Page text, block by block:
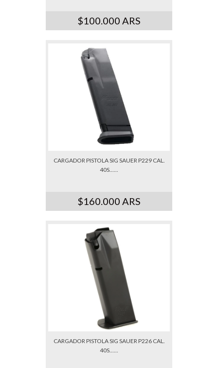
$100.000 ARS
CARGADOR PISTOLA SIG SAUER P229 CAL.
40S......
$160.000 ARS
CARGADOR PISTOLA SIG SAUER P226 CAL.
40S......